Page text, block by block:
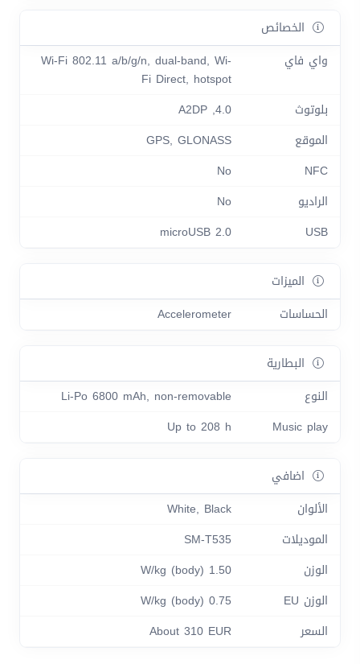
الخصائص
واي فاي
Wi-Fi 802.11 a/b/g/n, dual-band, Wi-
Fi Direct, hotspot
بلوتوث
4.0, A2DP
الموقع
GPS, GLONASS
NFC
No
الراديو
No
USB
microUSB 2.0
الميزات
الحساسات
Accelerometer
البطارية
النوع
Li-Po 6800 mAh, non-removable
Music play
Up to 208 h
اضافي
الألوان
White, Black
الموديلات
SM-T535
الوزن
1.50 W/kg (body)
الوزن EU
0.75 W/kg (body)
السعر
About 310 EUR